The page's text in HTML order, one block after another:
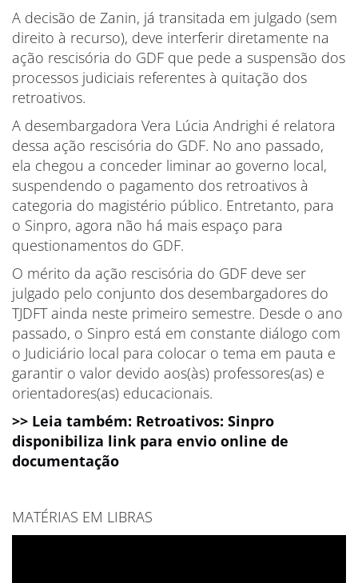
A decisão de Zanin, já transitada em julgado (sem
direito à recurso), deve interferir diretamente na
ação rescisória do GDF que pede a suspensão dos
processos judiciais referentes à quitação dos
retroativos.
A desembargadora Vera Lúcia Andrighi é relatora
dessa ação rescisória do GDF. No ano passado,
ela chegou a conceder liminar ao governo local,
suspendendo o pagamento dos retroativos à
categoria do magistério público. Entretanto, para
o Sinpro, agora não há mais espaço para
questionamentos do GDF.
O mérito da ação rescisória do GDF deve ser
julgado pelo conjunto dos desembargadores do
TJDFT ainda neste primeiro semestre. Desde o ano
passado, o Sinpro está em constante diálogo com
o Judiciário local para colocar o tema em pauta e
garantir o valor devido aos(às) professores(as) e
orientadores(as) educacionais.
>> Leia também: Retroativos: Sinpro
disponibiliza link para envio online de
documentação
MATÉRIAS EM LIBRAS